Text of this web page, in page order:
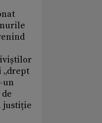
„drept
un
justiție